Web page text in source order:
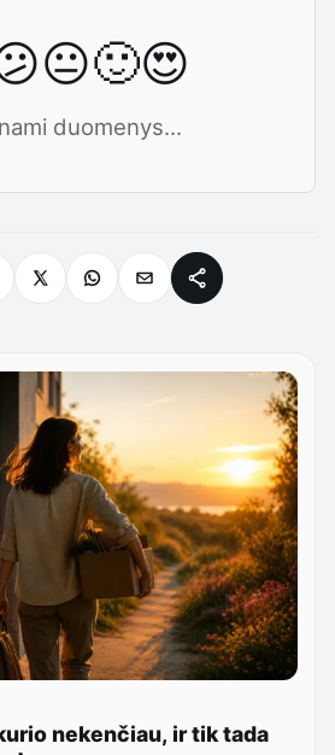
😐🙂😍
duomenys...
nekenčiau, ir tik tada